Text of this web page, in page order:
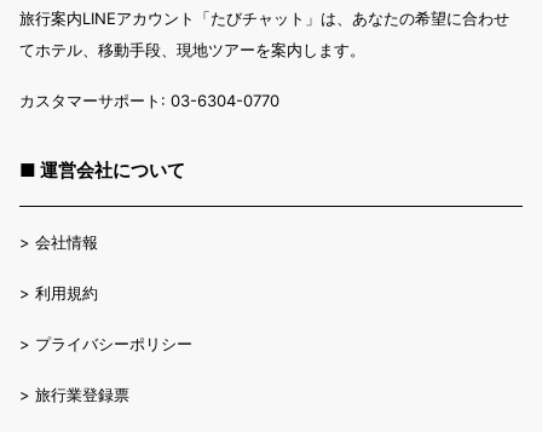
旅行案内LINEアカウント「たびチャット」は、あなたの希望に合わせ
てホテル、移動手段、現地ツアーを案内します。
カスタマーサポート: 03-6304-0770
■ 運営会社について
> 会社情報
> 利用規約
> プライバシーポリシー
> 旅行業登録票